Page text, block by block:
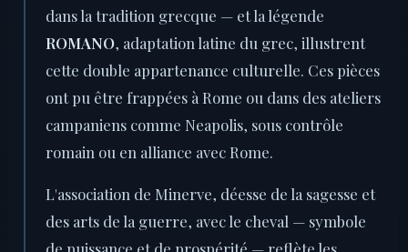
dans la tradition grecque — et la légende
ROMANO, adaptation latine du grec, illustrent
cette double appartenance culturelle. Ces pièces
ont pu être frappées à Rome ou dans des ateliers
campaniens comme Neapolis, sous contrôle
romain ou en alliance avec Rome.
L'association de Minerve, déesse de la sagesse et
des arts de la guerre, avec le cheval — symbole